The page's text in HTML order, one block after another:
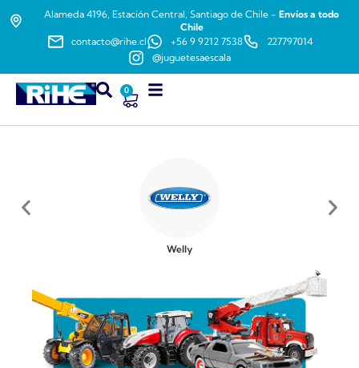
Alameda 4196, Estación Central, Santiago de Chile - Envíos a todo
Chile
contacto@rihe.cl
+56 9 9212 7538
227797014
@juguetesaescala
0
Welly